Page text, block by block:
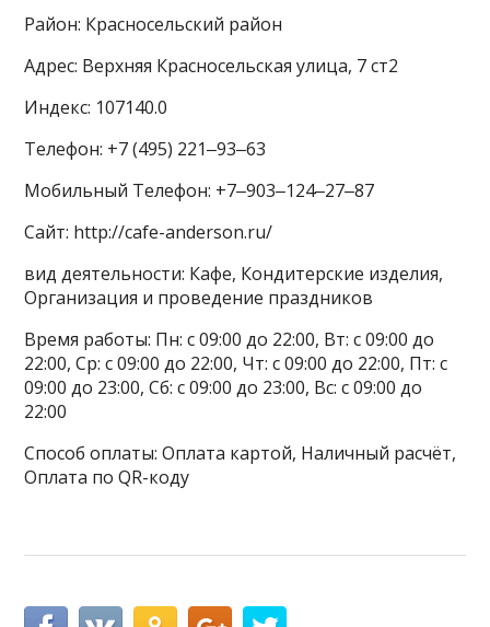
Район: Красносельский район
Адрес: Верхняя Красносельская улица, 7 ст2
Индекс: 107140.0
Телефон: +7 (495) 221‒93‒63
Мобильный Телефон: +7‒903‒124‒27‒87
Сайт: http://cafe-anderson.ru/
вид деятельности: Кафе, Кондитерские изделия,
Организация и проведение праздников
Время работы: Пн: с 09:00 до 22:00, Вт: с 09:00 до
22:00, Ср: с 09:00 до 22:00, Чт: с 09:00 до 22:00, Пт: с
09:00 до 23:00, Сб: с 09:00 до 23:00, Вс: с 09:00 до
22:00
Способ оплаты: Оплата картой, Наличный расчёт,
Оплата по QR-коду